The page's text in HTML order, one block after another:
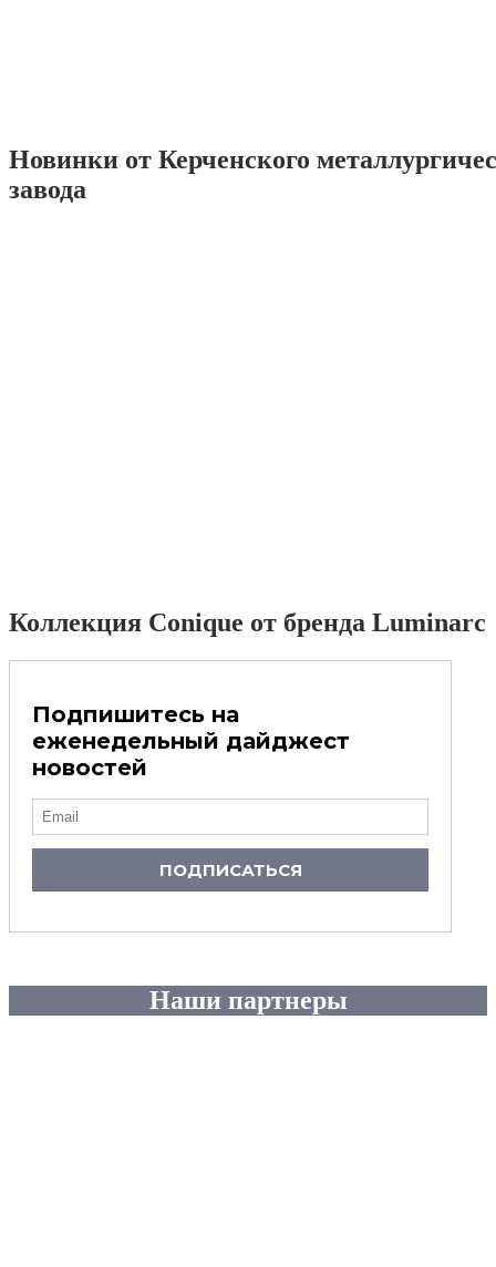
Новинки от Керченского
завода
Коллекция Conique от бренда Luminarc
Подпишитесь на
еженедельный дайджест
новостей
ПОДПИСАТЬСЯ
Наши партнеры